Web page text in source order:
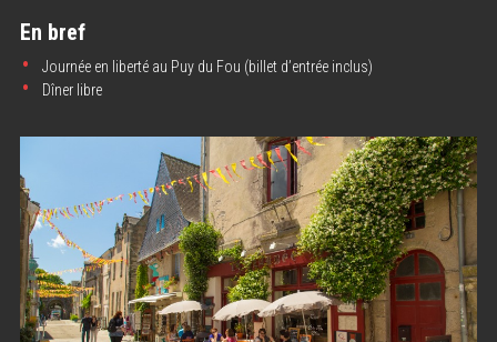
En bref
Journée en liberté au Puy du Fou (billet d’entrée inclus)
Dîner libre